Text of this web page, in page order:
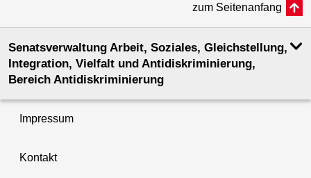
zum Seitenanfang
Senatsverwaltung Arbeit, Soziales, Gleichstellung,
Integration, Vielfalt und Antidiskriminierung,
Bereich Antidiskriminierung
Impressum
Kontakt